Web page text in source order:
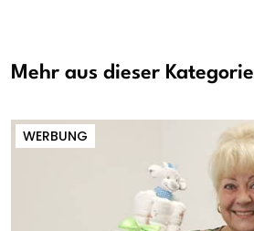
Mehr aus dieser Kategorie
WERBUNG